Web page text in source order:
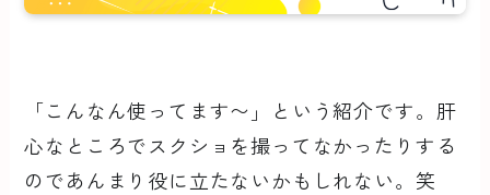
「こんなん使ってます〜」という紹介です。肝
心なところでスクショを撮ってなかったりする
のであんまり役に立たないかもしれない。笑